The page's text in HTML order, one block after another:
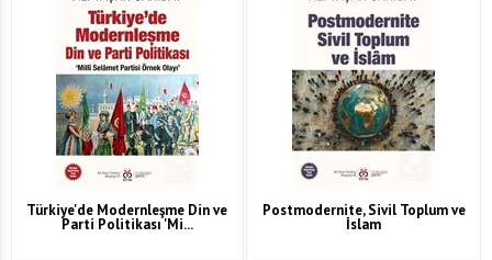
Türkiye'de Modernleşme Din ve
Parti Politikası 'Mi...
Postmodernite, Sivil Toplum ve
İslam